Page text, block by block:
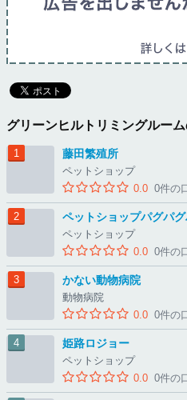
グリーンヒルトリミングルー
藤田繁殖所
ペットショップ
0.0 0件の
ペットショップパグパ
ペットショップ
0.0 0件の
かない動物病院
動物病院
0.0 0件の
姫路ロジョー
ペットショップ
0.0 0件の